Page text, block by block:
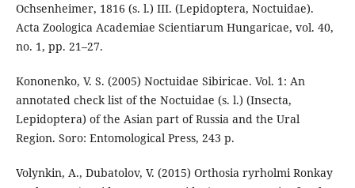
Ochsenheimer, 1816 (s. l.) III. (Lepidoptera, Noctuidae).
Acta Zoologica Academiae Scientiarum Hungaricae, vol. 40,
no. 1, pp. 21–27.
Kononenko, V. S. (2005) Noctuidae Sibiricae. Vol. 1: An
annotated check list of the Noctuidae (s. l.) (Insecta,
Lepidoptera) of the Asian part of Russia and the Ural
Region. Soro: Entomological Press, 243 p.
Volynkin, A., Dubatolov, V. (2015) Orthosia ryrholmi Ronkay